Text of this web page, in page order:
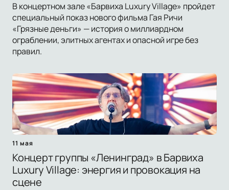
В концертном зале «Барвиха Luxury Village» пройдет
специальный показ нового фильма Гая Ричи
«Грязные деньги» — история о миллиардном
ограблении, элитных агентах и опасной игре без
правил.
11 мая
Концерт группы «Ленинград» в Барвиха
Luxury Village: энергия и провокация на
сцене